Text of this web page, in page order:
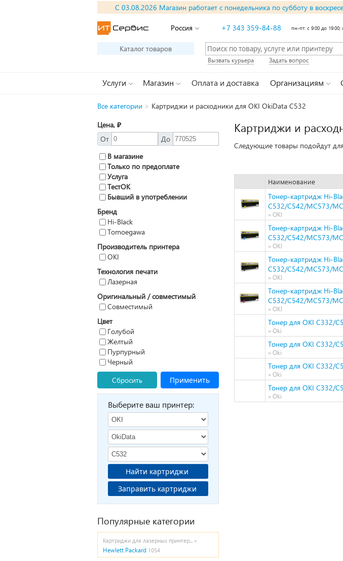
С 03.08.2026 Магазин работает с понедельника по субботу в
Россия +7 343 359-84-88 пн-пт: с 9:00 до 19:00;
Каталог товаров
Вызвать курьера Задать вопрос
Услуги Магазин Оплата и доставка Организациям
Все категории > Картриджи и расходники для OKI OkiData C532
Цена, ₽
От
До
В магазине
Только по предоплате
Услуга
ТестОК
Бывший в употреблении
Бренд
Hi-Black
Tomoegawa
Производитель принтера
OKI
Технология печати
Лазерная
Оригинальный / совместимый
Совместимый
Цвет
Голубой
Желтый
Пурпурный
Черный
Сбросить
Применить
Выберите ваш принтер:
Найти картриджи
Заправить картриджи
Популярные категории
Картриджи для лазерных принтер... »
Hewlett Packard 1054
Картриджи и
Следующие товары подойдут
Наименование
Тонер-картридж Hi-
C532/C542/MC573/
» OKI
Тонер-картридж Hi-
C532/C542/MC573/
» OKI
Тонер-картридж Hi-
C532/C542/MC573/
» OKI
Тонер-картридж Hi-
C532/C542/MC573/
» OKI
Тонер для OKI C332/
» Oki
Тонер для OKI C332/
» Oki
Тонер для OKI C332/
» Oki
Тонер для OKI C332/
» Oki